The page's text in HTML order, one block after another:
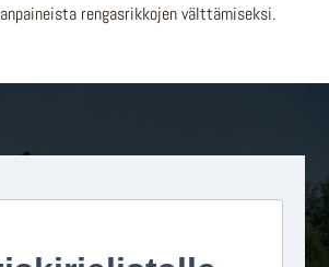
rengasrikkojen välttämiseksi.